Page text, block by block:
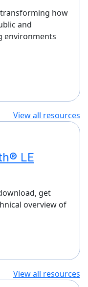
how
and
environments
View all resources
LE
get
overview of
View all resources